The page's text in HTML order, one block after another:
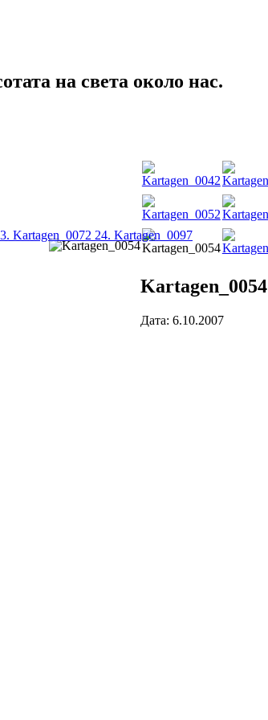
на света около нас.
Kartagen_0054
Дата: 6.10.2007
Kartagen_0072 24. Kartagen_0097